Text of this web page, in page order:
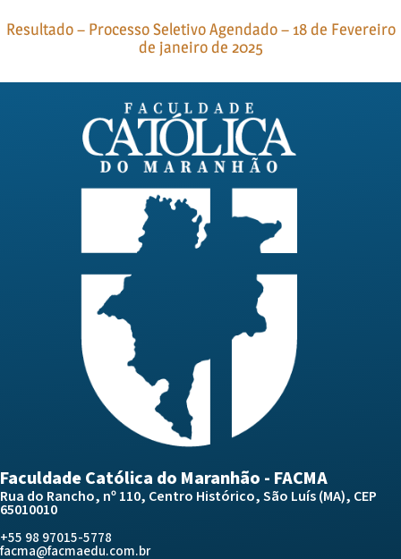
Resultado – Processo Seletivo Agendado – 18 de Fevereiro
de janeiro de 2025
Faculdade Católica do Maranhão - FACMA
Rua do Rancho, nº 110, Centro Histórico, São Luís (MA), CEP
65010010
+55 98 97015-5778
facma@facmaedu.com.br